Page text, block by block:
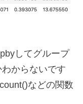
してグループ
からないです
などの関数